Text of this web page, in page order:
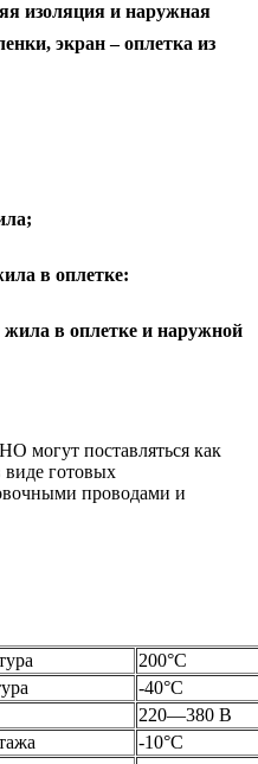
изоляция и наружная
экран – оплетка из
в оплетке:
в оплетке и наружной
могут поставляться как
готовых
проводами и
200°С
-40°С
220—380 В
-10°С